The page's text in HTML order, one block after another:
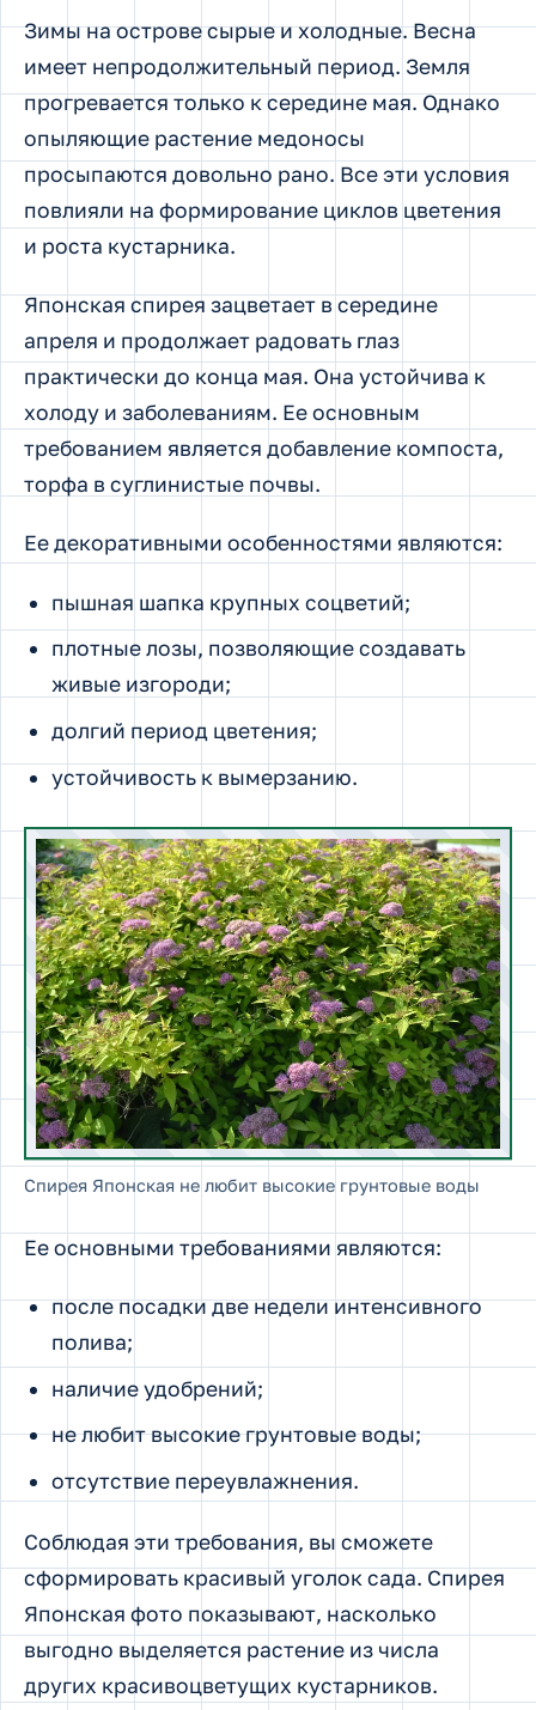
Зимы на острове сырые и холодные. Весна
имеет непродолжительный период. Земля
прогревается только к середине мая. Однако
опыляющие растение медоносы
просыпаются довольно рано. Все эти условия
повлияли на формирование циклов цветения
и роста кустарника.
Японская спирея зацветает в середине
апреля и продолжает радовать глаз
практически до конца мая. Она устойчива к
холоду и заболеваниям. Ее основным
требованием является добавление компоста,
торфа в суглинистые почвы.
Ее декоративными особенностями являются:
пышная шапка крупных соцветий;
плотные лозы, позволяющие создавать
живые изгороди;
долгий период цветения;
устойчивость к вымерзанию.
Спирея Японская не любит высокие грунтовые воды
Ее основными требованиями являются:
после посадки две недели интенсивного
полива;
наличие удобрений;
не любит высокие грунтовые воды;
отсутствие переувлажнения.
Соблюдая эти требования, вы сможете
сформировать красивый уголок сада. Спирея
Японская фото показывают, насколько
выгодно выделяется растение из числа
других красивоцветущих кустарников.